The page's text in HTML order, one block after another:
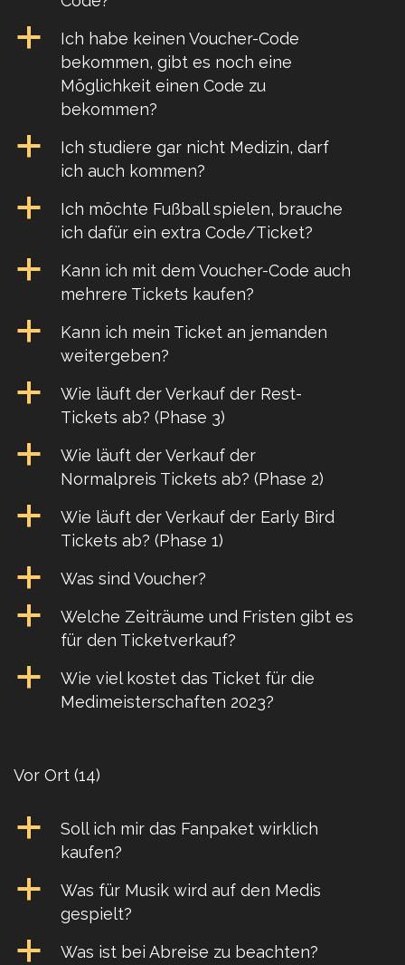
a
Ich habe keinen Voucher-Code
bekommen, gibt es noch eine
Möglichkeit einen Code zu
bekommen?
a
Ich studiere gar nicht Medizin, darf
ich auch kommen?
a
Ich möchte Fußball spielen, brauche
ich dafür ein extra Code/Ticket?
a
Kann ich mit dem Voucher-Code auch
mehrere Tickets kaufen?
a
Kann ich mein Ticket an jemanden
weitergeben?
a
Wie läuft der Verkauf der Rest-
Tickets ab? (Phase 3)
a
Wie läuft der Verkauf der
Normalpreis Tickets ab? (Phase 2)
a
Wie läuft der Verkauf der Early Bird
Tickets ab? (Phase 1)
a Was sind Voucher?
a
Welche Zeiträume und Fristen gibt es
für den Ticketverkauf?
a
Wie viel kostet das Ticket für die
Medimeisterschaften 2023?
Vor Ort (14)
a
Soll ich mir das Fanpaket wirklich
kaufen?
a
Was für Musik wird auf den Medis
gespielt?
a Was ist bei Abreise zu beachten?